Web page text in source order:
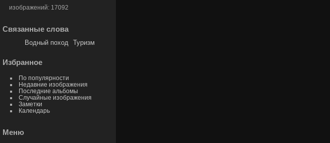
изображений: 17092
Связанные слова
Водный поход Туризм
Избранное
По популярности
Недавние изображения
Последние альбомы
Случайные изображения
Заметки
Календарь
Меню